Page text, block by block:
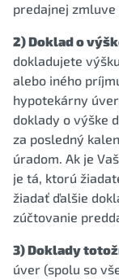
predajnej
2) Doklad o
dokladujete
alebo iného
hypotekárny
doklady o výške
za posledný
úradom. Ak je
je tá, ktorú
žiadať ďalšie
zúčtovanie
3) Doklady
úver (spolu so